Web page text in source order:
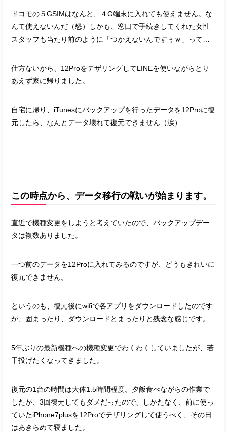
ドコモの５GSIMはなんと、４G端末に入れても使えません。な
んて使えないんだ（怒）しかも、窓口で手続きしてくれた女性
スタッフも当たり前のように「つかえないんですぅｗ」って…
仕方ないから、12ProをテザリングしてLINEを使いながらとり
あえず家に帰りました。
自宅に帰り、iTunesにバックアップを行ったデータを12Proに復
元したら、なんとデータ壊れて復元できません（涙）
この時点から、データ移行の戦いが始まります。
直近で機種変更をしようと考えていたので、バックアップデー
タは複数ありました。
一つ前のデータを12Proに入れてみるのですが、どうもきれいに
復元できません。
というのも、復元後にwifiで各アプリをダウンロードしたのです
が、固まったり、ダウンロードとまったりと残念な感じです。
5年ぶりの最新機種への機種変更でわくわくしていましたが、若
干投げたくなってきました。
復元の1台の時間は大体1.5時間程度。夕飯食べながらの作業で
したが、3回復元してもダメだったので、しかたなく、前に使っ
ていたiPhone7plusを12Proでテザリングして使うべく、その日
はあきらめて寝ました。